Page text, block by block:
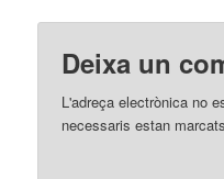
Deixa un
L'adreça electrònica no
necessaris estan